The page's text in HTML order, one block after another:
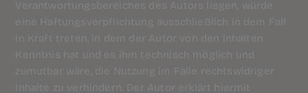
Verantwortungsbereiches des Autors liegen, würde
eine Haftungsverpflichtung ausschließlich in dem Fall
in Kraft treten, in dem der Autor von den Inhalten
Kenntnis hat und es ihm technisch möglich und
zumutbar wäre, die Nutzung im Falle rechtswidriger
Inhalte zu verhindern. Der Autor erklärt hiermit